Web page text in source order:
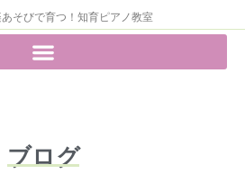
そびで育つ！知育ピアノ教室
ブログ